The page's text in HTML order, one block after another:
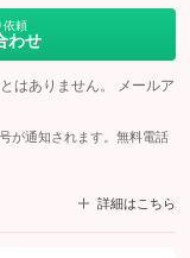
依頼
わせ
はありません。 メールア
が通知されます。無料電話
詳細はこちら